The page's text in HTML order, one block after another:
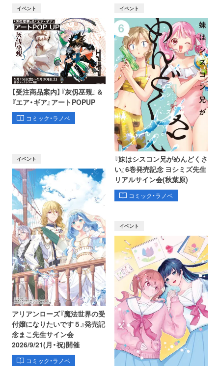
イベント
【受注商品案内】『灰仭巫覡』＆
『エア・ギア』アートPOPUP
コミック・ラノベ
イベント
『妹はシスコン兄がめんどくさ
い』6巻発売記念 ヨシミズ先生
リアルサイン会(秋葉原)
コミック・ラノベ
イベント
アリアンローズ『魔法世界の受
付嬢になりたいです５』発売記
念まこ先生サイン会
2026/9/21(月・祝)開催
コミック・ラノベ
イベント